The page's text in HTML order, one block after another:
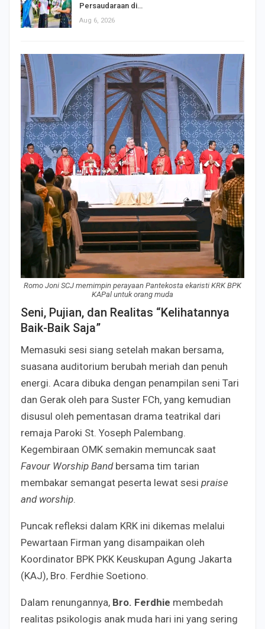
Persaudaraan di…
Aug 6, 2026
Romo Joni SCJ memimpin perayaan Pantekosta ekaristi KRK BPK
KAPal untuk orang muda
Seni, Pujian, dan Realitas “Kelihatannya
Baik-Baik Saja”
Memasuki sesi siang setelah makan bersama,
suasana auditorium berubah meriah dan penuh
energi. Acara dibuka dengan penampilan seni Tari
dan Gerak oleh para Suster FCh, yang kemudian
disusul oleh pementasan drama teatrikal dari
remaja Paroki St. Yoseph Palembang.
Kegembiraan OMK semakin memuncak saat
Favour Worship Bandbersama tim tarian
membakar semangat peserta lewat sesi praise
and worship.
Puncak refleksi dalam KRK ini dikemas melalui
Pewartaan Firman yang disampaikan oleh
Koordinator BPK PKK Keuskupan Agung Jakarta
(KAJ), Bro. Ferdhie Soetiono.
Dalam renungannya, Bro. Ferdhie membedah
realitas psikologis anak muda hari ini yang sering